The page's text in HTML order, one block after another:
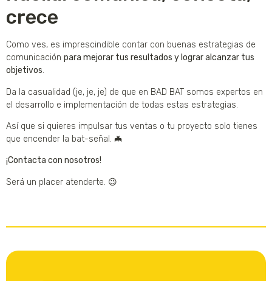
crece
Como ves, es imprescindible contar con buenas estrategias de
comunicación para mejorar tus resultados y lograr alcanzar tus
objetivos.
Da la casualidad (je, je, je) de que en BAD BAT somos expertos en
el desarrollo e implementación de todas estas estrategias.
Así que si quieres impulsar tus ventas o tu proyecto solo tienes
que encender la bat-señal. 🦇
¡Contacta con nosotros!
Será un placer atenderte. 😉